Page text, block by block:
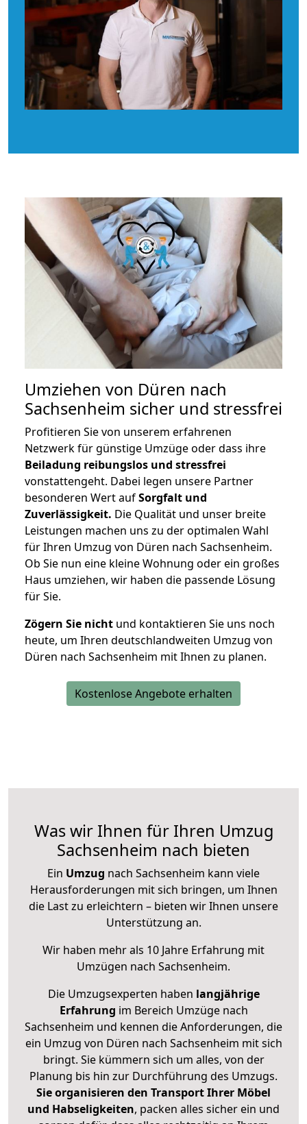
Umziehen von Düren nach
Sachsenheim sicher und stressfrei
Profitieren Sie von unserem erfahrenen
Netzwerk für günstige Umzüge oder dass ihre
Beiladung reibungslos und stressfrei
vonstattengeht. Dabei legen unsere Partner
besonderen Wert aufSorgfalt und
Zuverlässigkeit. Die Qualität und unser breite
Leistungen machen uns zu der optimalen Wahl
für Ihren Umzug von Düren nach Sachsenheim.
Ob Sie nun eine kleine Wohnung oder ein großes
Haus umziehen, wir haben die passende Lösung
für Sie.
Zögern Sie nicht und kontaktieren Sie uns noch
heute, um Ihren deutschlandweiten Umzug von
Düren nach Sachsenheim mit Ihnen zu planen.
Kostenlose Angebote erhalten
Was wir Ihnen für Ihren Umzug
Sachsenheim nach bieten
Ein Umzug nach Sachsenheim kann viele
Herausforderungen mit sich bringen, um Ihnen
die Last zu erleichtern – bieten wir Ihnen unsere
Unterstützung an.
Wir haben mehr als 10 Jahre Erfahrung mit
Umzügen nach Sachsenheim.
Die Umzugsexperten haben langjährige
Erfahrung im Bereich Umzüge nach
Sachsenheim und kennen die Anforderungen, die
ein Umzug von Düren nach Sachsenheim mit sich
bringt. Sie kümmern sich um alles, von der
Planung bis hin zur Durchführung des Umzugs.
Sie organisieren den Transport Ihrer Möbel
und Habseligkeiten, packen alles sicher ein und